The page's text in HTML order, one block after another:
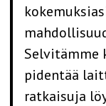
Selvitämme
pidentää
ratkaisuja